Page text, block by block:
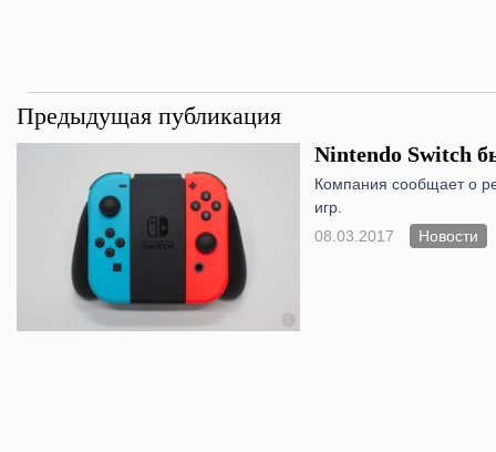
Предыдущая публикация
Nintendo Switch
Компания сообщает о
игр.
08.03.2017
Новости